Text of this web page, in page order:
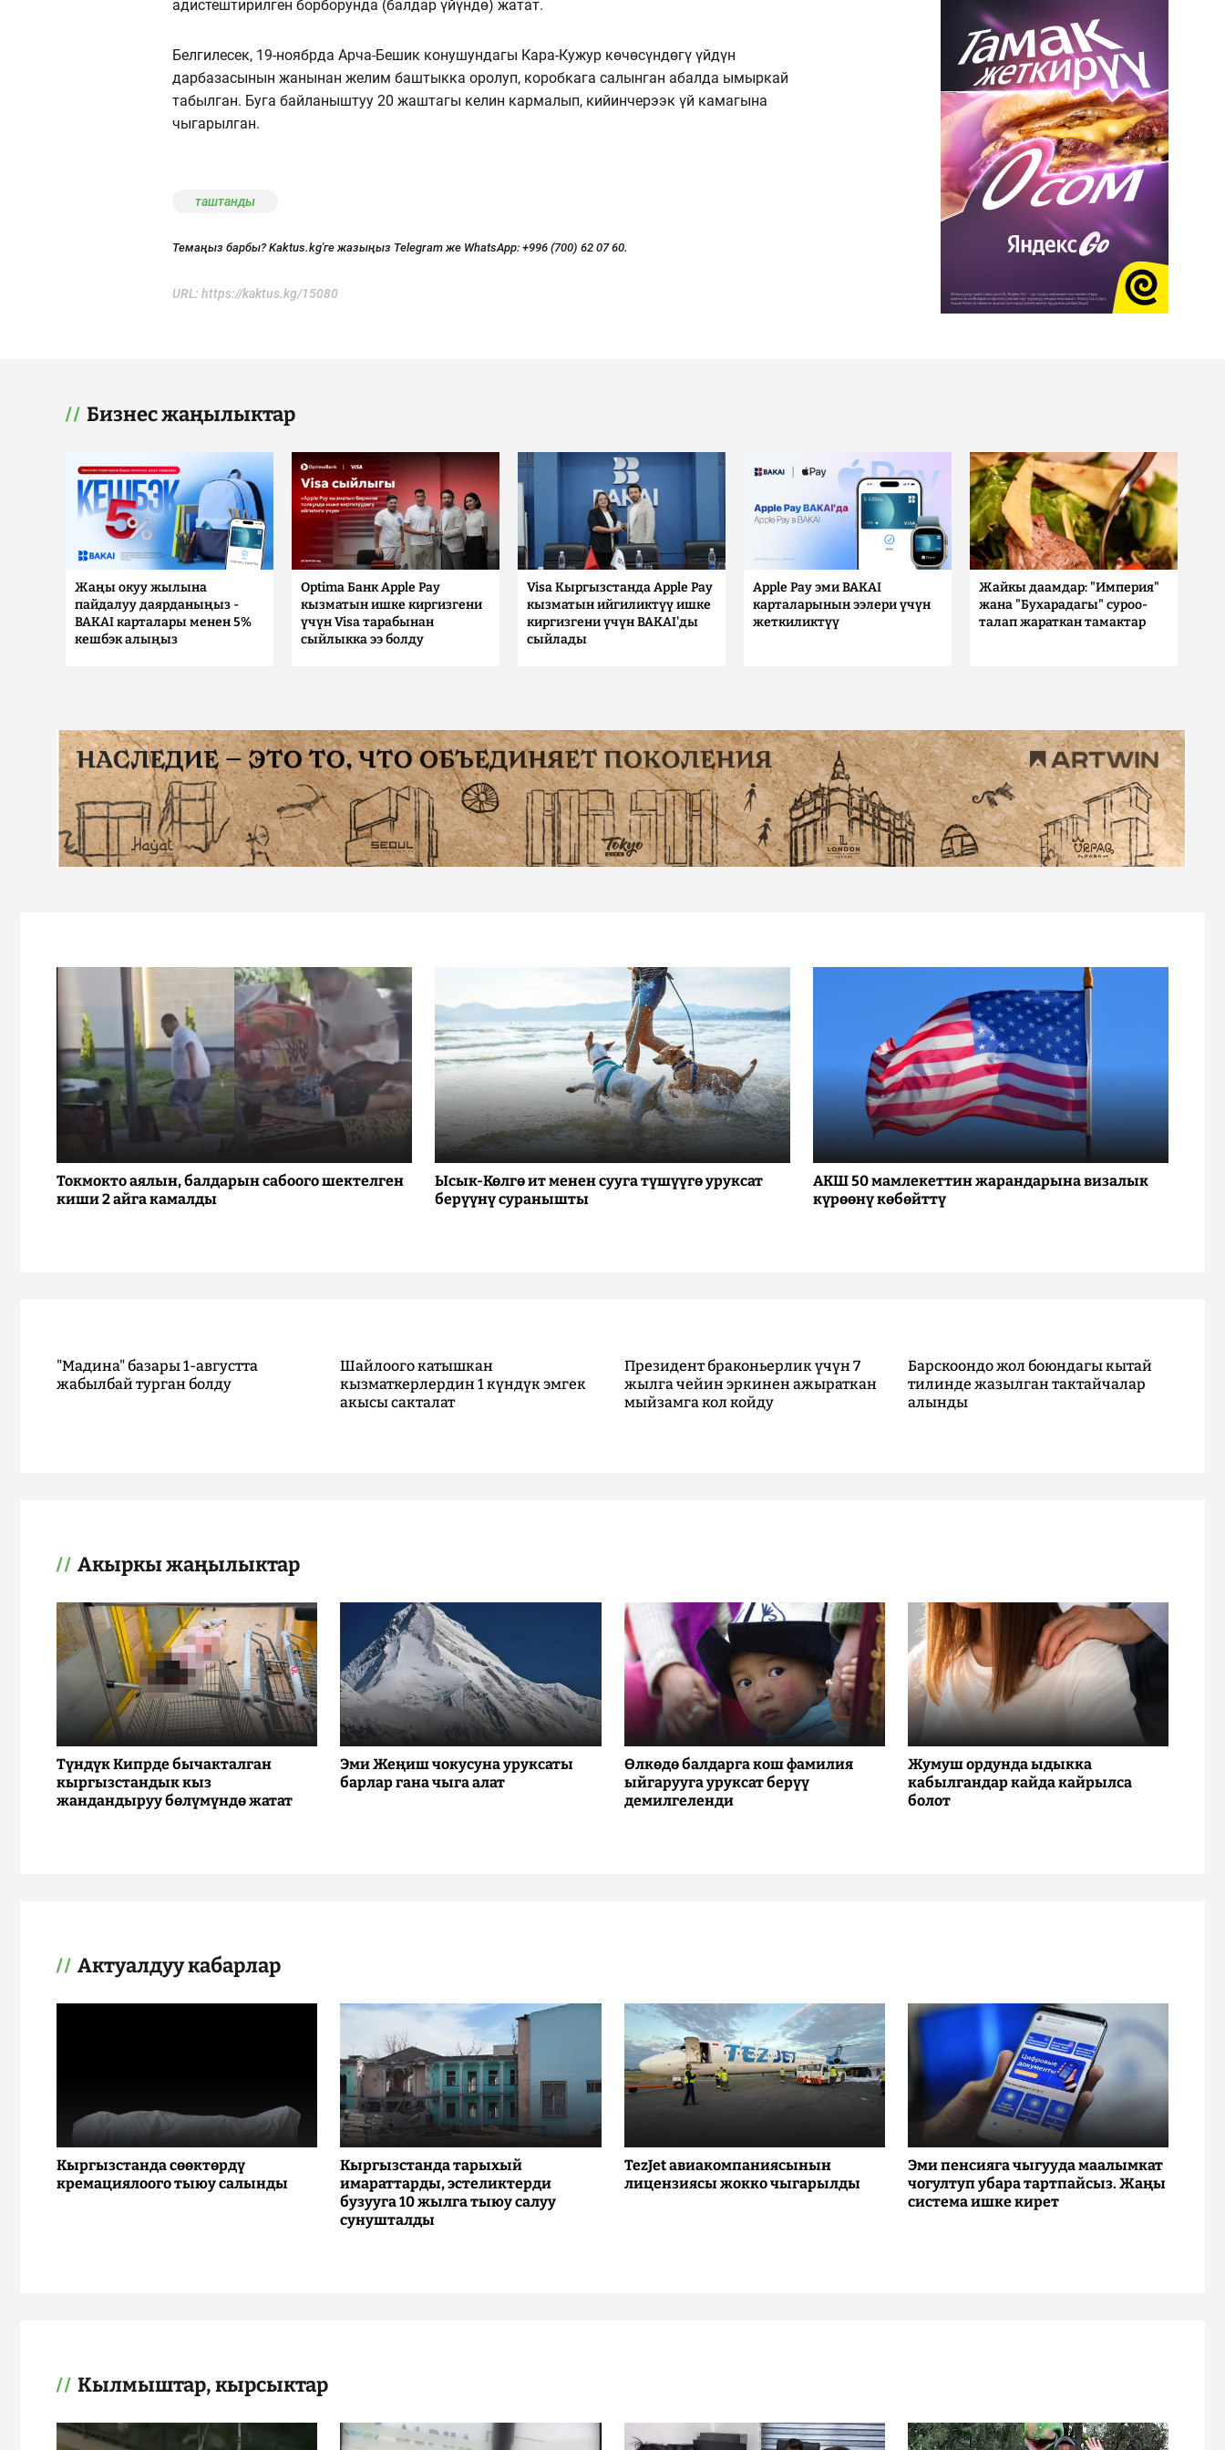
адистештирилген борборунда (балдар үйүндө) жатат.
Белгилесек, 19-ноябрда Арча-Бешик конушундагы Кара-Кужур көчөсүндөгү үйдүн
дарбазасынын жанынан желим баштыкка оролуп, коробкага салынган абалда ымыркай
табылган. Буга байланыштуу 20 жаштагы келин кармалып, кийинчерээк үй камагына
чыгарылган.
таштанды
Темаңыз барбы? Kaktus.kg'ге жазыңыз Telegram же WhatsApp: +996 (700) 62 07 60.
URL: https://kaktus.kg/15080
Бизнес жаңылыктар
Жаңы окуу жылына
пайдалуу даярданыңыз -
BAKAI карталары менен 5%
кешбэк алыңыз
Optima Банк Apple Pay
кызматын ишке киргизгени
үчүн Visa тарабынан
сыйлыкка ээ болду
Visa Кыргызстанда Apple Pay
кызматын ийгиликтүү ишке
киргизгени үчүн BAKAI'ды
сыйлады
Apple Pay эми BAKAI
карталарынын ээлери үчүн
жеткиликтүү
Жайкы даамдар: "Империя"
жана "Бухарадагы" суроо-
талап жараткан тамактар
Токмокто аялын, балдарын сабоого шектелген
киши 2 айга камалды
Ысык-Көлгө ит менен сууга түшүүгө уруксат
берүүнү суранышты
АКШ 50 мамлекеттин жарандарына визалык
күрөөнү көбөйттү
"Мадина" базары 1-августта
жабылбай турган болду
Шайлоого катышкан
кызматкерлердин 1 күндүк эмгек
акысы сакталат
Президент браконьерлик үчүн 7
жылга чейин эркинен ажыраткан
мыйзамга кол койду
Барскоондо жол боюндагы кытай
тилинде жазылган тактайчалар
алынды
Акыркы жаңылыктар
Түндүк Кипрде бычакталган
кыргызстандык кыз
жандандыруу бөлүмүндө жатат
Эми Жеңиш чокусуна уруксаты
барлар гана чыга алат
Өлкөдө балдарга кош фамилия
ыйгарууга уруксат берүү
демилгеленди
Жумуш ордунда ыдыкка
кабылгандар кайда кайрылса
болот
Актуалдуу кабарлар
Кыргызстанда сөөктөрдү
кремациялоого тыюу салынды
Кыргызстанда тарыхый
имараттарды, эстеликтерди
бузууга 10 жылга тыюу салуу
сунушталды
TezJet авиакомпаниясынын
лицензиясы жокко чыгарылды
Эми пенсияга чыгууда маалымкат
чогултуп убара тартпайсыз. Жаңы
система ишке кирет
Кылмыштар, кырсыктар